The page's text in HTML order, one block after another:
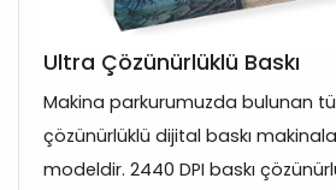
Ultra Çözünürlüklü Baskı
Makina parkurumuzda bulunan
çözünürlüklü dijital baskı
modeldir. 2440 DPI baskı